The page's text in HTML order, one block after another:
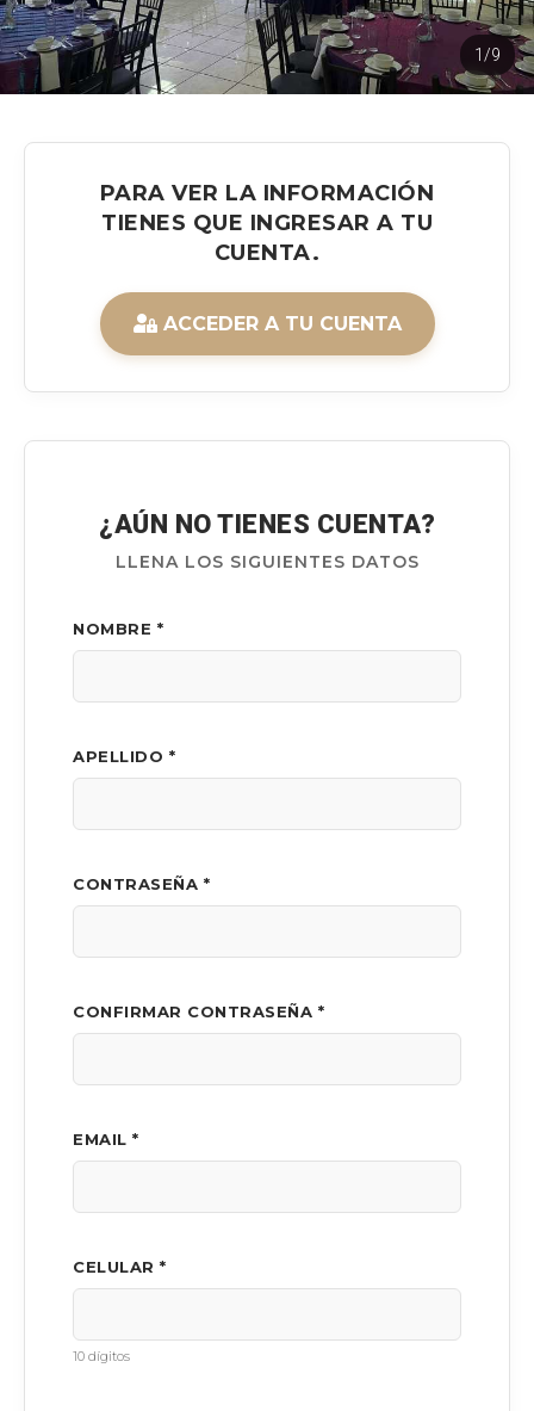
1/9
PARA VER LA INFORMACIÓN
TIENES QUE INGRESAR A TU
CUENTA.
ACCEDER A TU CUENTA
¿AÚN NO TIENES CUENTA?
LLENA LOS SIGUIENTES DATOS
NOMBRE *
APELLIDO *
CONTRASEÑA *
CONFIRMAR CONTRASEÑA *
EMAIL *
CELULAR *
10 dígitos